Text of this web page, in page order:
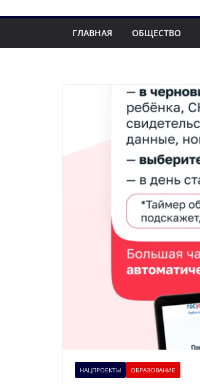
ГЛАВНАЯ ОБЩЕСТВО
НАЦПРОЕКТЫ ОБРАЗОВАНИЕ